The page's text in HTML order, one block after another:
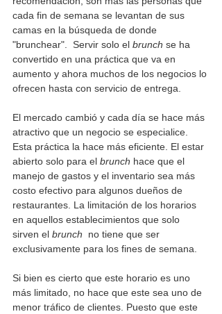
cada fin de semana se levantan de sus
camas en la búsqueda de donde
"brunchear".  Servir solo el brunch se ha
convertido en una práctica que va en
aumento y ahora muchos de los negocios lo
ofrecen hasta con servicio de entrega.
El mercado cambió y cada día se hace más
atractivo que un negocio se especialice.
Esta práctica la hace más eficiente. El estar
abierto solo para el brunch hace que el
manejo de gastos y el inventario sea más
costo efectivo para algunos dueños de
restaurantes. La limitación de los horarios
en aquellos establecimientos que solo
sirven el brunch
  no tiene que ser
exclusivamente para los fines de semana.
Si bien es cierto que este horario es uno
más limitado, no hace que este sea uno de
menor tráfico de clientes. Puesto que este